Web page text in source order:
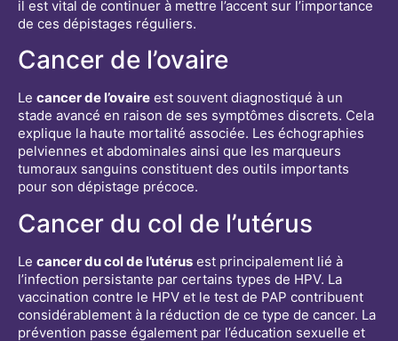
il est vital de continuer à mettre l’accent sur l’importance
de ces dépistages réguliers.
Cancer de l’ovaire
Le cancer de l’ovaire est souvent diagnostiqué à un
stade avancé en raison de ses symptômes discrets. Cela
explique la haute mortalité associée. Les échographies
pelviennes et abdominales ainsi que les marqueurs
tumoraux sanguins constituent des outils importants
pour son dépistage précoce.
Cancer du col de l’utérus
Le cancer du col de l’utérus est principalement lié à
l’infection persistante par certains types de HPV. La
vaccination contre le HPV et le test de PAP contribuent
considérablement à la réduction de ce type de cancer. La
prévention passe également par l’éducation sexuelle et